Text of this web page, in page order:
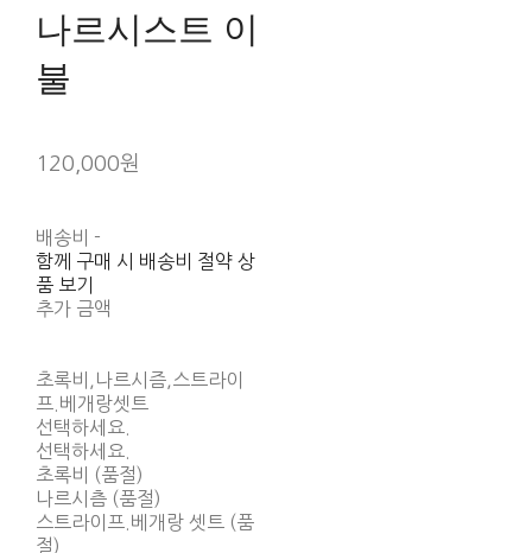
나르시스트 이
불
120,000원
배송비 -
함께 구매 시 배송비 절약 상
품 보기
추가 금액
초록비,나르시즘,스트라이
프.베개랑셋트
선택하세요.
선택하세요.
초록비 (품절)
나르시츰 (품절)
스트라이프.베개랑 셋트 (품
절)